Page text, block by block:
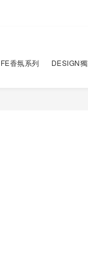
香氛系列 DESIGN